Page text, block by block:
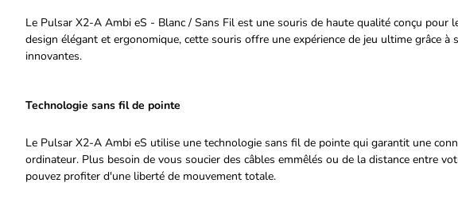
Le Pulsar X2-A Ambi eS - Blanc / Sans Fil est une souris de haute qualité conçu pour
design élégant et ergonomique, cette souris offre une expérience de jeu ultime grâce à
innovantes.
Technologie sans fil de pointe
Le Pulsar X2-A Ambi eS utilise une technologie sans fil de pointe qui garantit une
ordinateur. Plus besoin de vous soucier des câbles emmêlés ou de la distance entre
pouvez profiter d'une liberté de mouvement totale.